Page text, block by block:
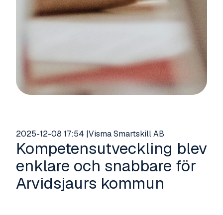
2025-12-08 17:54 Visma Smartskill AB
Kompetensutveckling blev
enklare och snabbare för
Arvidsjaurs kommun